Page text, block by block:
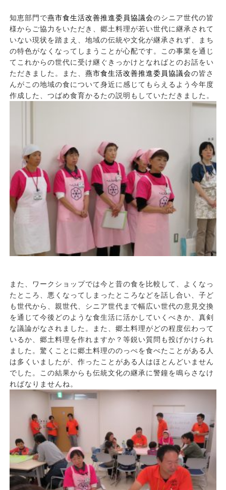
知恵部門で燕市食生活改善推進委員協議会のシニア世代の皆
様からご協力をいただき、郷土料理が若い世代に継承されて
いない現状を踏まえ、地域の伝統や文化が継承されず、まち
の特色がなくなってしまうことが心配です。この事業を通じ
てこれからの世代に受け継ぐきっかけとなればとのお話をい
ただきました。また、 燕市食生活改善推進委員協議会の皆さ
んがこの地域の食について身近に感じてもらえるよう今年度
作成した、つばめ食育かるたの説明もしていただきました。
また、ワークショップでは今と昔の食を比較して、よくなっ
たところ、悪くなってしまったところなどを話し合い、子ど
も世代から、親世代、シニア世代まで幅広い世代の意見交換
を通じて今後どのような食生活に活かしていくべきか、真剣
な議論がなされました。また、郷土料理がどの程度伝わって
いるか、郷土料理を作れますか？等鋭い質問も投げかけられ
ました。驚くことに郷土料理ののっぺを食べたことがある人
は多くいましたが、作ったことがある人はほとんどいません
でした。この結果からも伝統文化の継承に警鐘を鳴らさなけ
ればなりませんね。